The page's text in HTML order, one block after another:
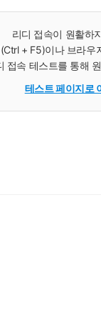
리디 접속이 원활하
+ F5)이나 브라우
접속 테스트를 통해
테스트 페이지로